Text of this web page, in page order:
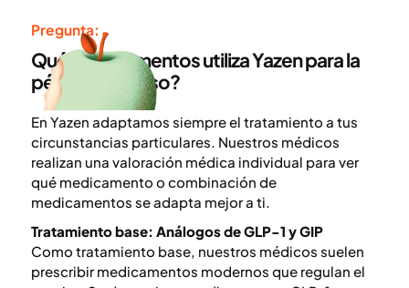
Pregunta:
Qué medicamentos utiliza Yazen para la
pérdida de peso?
En Yazen adaptamos siempre el tratamiento a tus
circunstancias particulares. Nuestros médicos
realizan una valoración médica individual para ver
qué medicamento o combinación de
medicamentos se adapta mejor a ti.
Tratamiento base: Análogos de GLP-1 y GIP
Como tratamiento base, nuestros médicos suelen
prescribir medicamentos modernos que regulan el